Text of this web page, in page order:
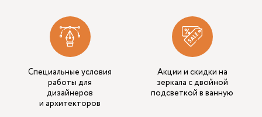
Специальные условия
работы для
дизайнеров
и архитекторов
Акции и скидки на
зеркала с двойной
подсветкой в ванную